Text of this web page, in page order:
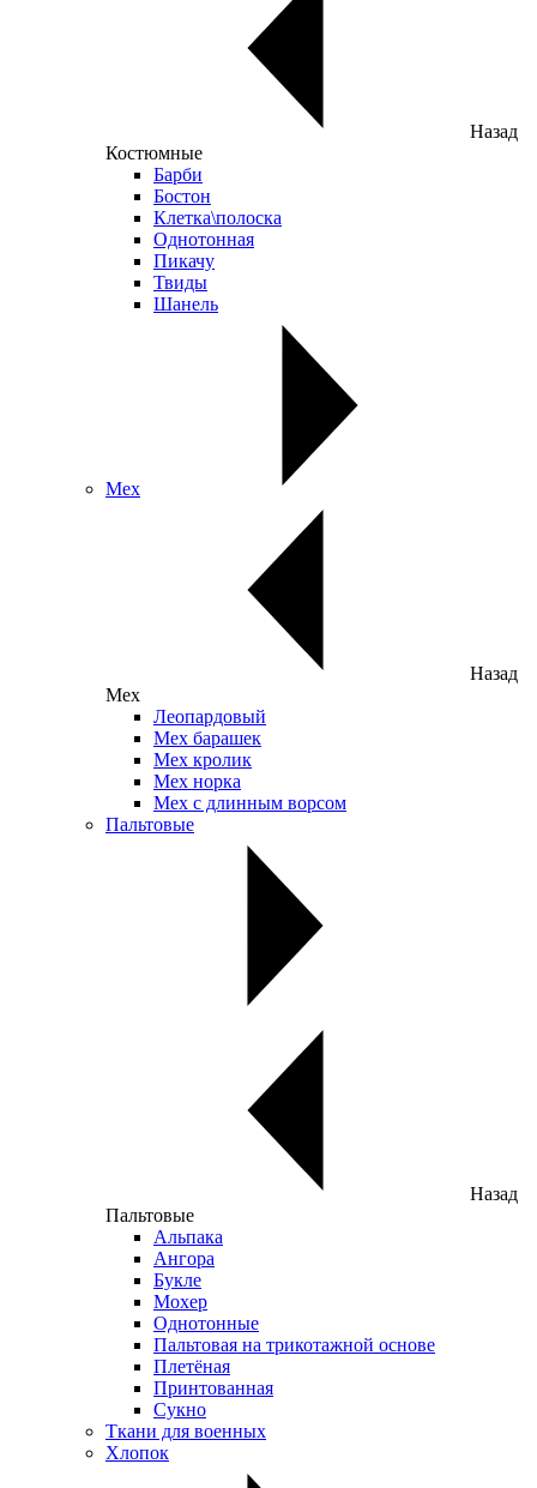
Назад
Костюмные
Барби
Бостон
Клетка\полоска
Однотонная
Пикачу
Твиды
Шанель
Мех
Назад
Мех
Леопардовый
Мех барашек
Мех кролик
Мех норка
Мех с длинным ворсом
Пальтовые
Назад
Пальтовые
Альпака
Ангора
Букле
Мохер
Однотонные
Пальтовая на трикотажной основе
Плетёная
Принтованная
Сукно
Ткани для военных
Хлопок